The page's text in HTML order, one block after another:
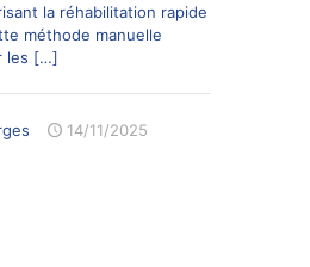
la réhabilitation rapide
méthode manuelle
les […]
14/11/2025